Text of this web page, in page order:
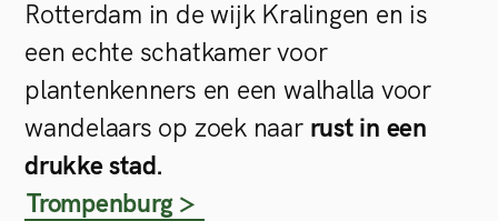
Rotterdam in de wijk Kralingen en is
een echte schatkamer voor
plantenkenners en een walhalla voor
wandelaars op zoek naar rust in een
drukke stad.
Trompenburg >